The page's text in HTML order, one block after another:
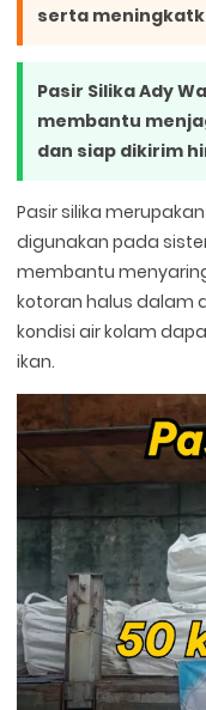
serta
Pasir Silika Ady
membantu
dan siap dikirim
Pasir silika
digunakan pada
membantu
kotoran halus dalam
kondisi air kolam
ikan.